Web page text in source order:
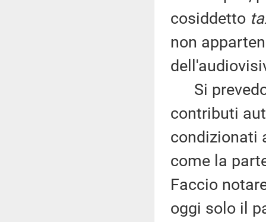
cosiddetto
non
Si
contributi
condizionati
come la
Faccio
oggi solo il